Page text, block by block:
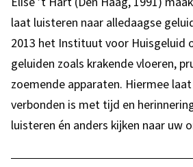
laat luisteren naar alledaagse
2013 het Instituut voor Huisgeluid
geluiden zoals krakende vloeren,
zoemende apparaten. Hiermee
verbonden is met tijd en
luisteren én anders kijken naar uw